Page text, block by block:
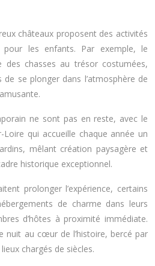
châteaux proposent des activités
pour les enfants. Par exemple, le
des chasses au trésor costumées,
se plonger dans l’atmosphère de
ne sont pas en reste, avec le
qui accueille chaque année un
mêlant création paysagère et
historique exceptionnel.
prolonger l’expérience, certains
de charme dans leurs
d’hôtes à proximité immédiate.
nuit au cœur de l’histoire, bercé par
chargés de siècles.